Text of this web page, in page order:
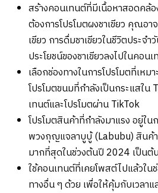
สร้างคอนเทนต์ที่มีเนื้อหาสอดคล้
ต้องการโปรโมตผงชาเขียว คุณอา
เขียว การดื่มชาเขียวในชีวิตประ
ประโยชน์ของชาเขียวลงไปในคอน
เลือกช่องทางในการโปรโมตที่เห
โปรโมตขนมที่กำลังเป็นกระแสใ
เทนต์และโปรโมตผ่าน TikTok
โปรโมตสินค้าที่กำลังมาแรง อยู่ใน
พวงกุญแจลาบูบู้ (Labubu) สินค้
มากที่สุดในช่วงต้นปี 2024 เป็นต้
ใช้คอนเทนต์ที่เคยโพสต์ไปแล้วใน
ทางอื่น ๆ ด้วย เพื่อให้คุ้มกับเวลาแ